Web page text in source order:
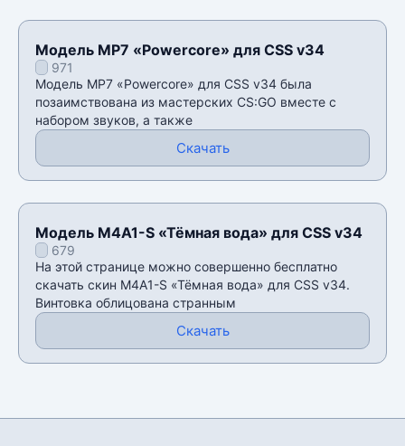
Модель MP7 «Powercore» для CSS v34
971
Модель MP7 «Powercore» для CSS v34 была
позаимствована из мастерских CS:GO вместе с
набором звуков, а также
Скачать
Модель M4A1-S «Тёмная вода» для CSS v34
679
На этой странице можно совершенно бесплатно
скачать скин M4A1-S «Тёмная вода» для CSS v34.
Винтовка облицована странным
Скачать